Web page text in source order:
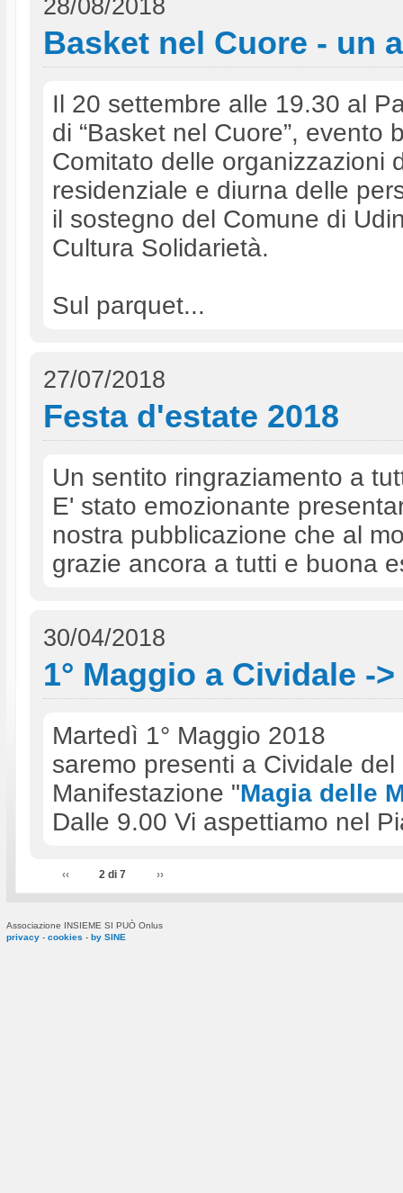
28/08/2018
Basket nel Cuore - un
Il 20 settembre alle 19.30 al
di “Basket nel Cuore”,
Comitato delle organizzazioni
residenziale e diurna delle
il sostegno del Comune di
Cultura Solidarietà.
Sul parquet...
27/07/2018
Festa d'estate 2018
Un sentito ringraziamento a
E' stato emozionante
nostra pubblicazione che al
grazie ancora a tutti e buona
30/04/2018
1° Maggio a Cividale -
Martedì 1° Maggio 2018
saremo presenti a Cividale
Manifestazione "Magia delle
Dalle 9.00 Vi aspettiamo nel
‹‹ 2 di 7 ››
Associazione INSIEME SI PUÒ Onlus
privacy- cookies - by SINE